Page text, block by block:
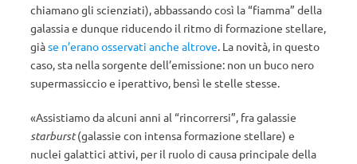
chiamano gli scienziati), abbassando così la “fiamma” della
galassia e dunque riducendo il ritmo di formazione stellare,
giàse n’erano osservati anche altrove. La novità, in questo
caso, sta nella sorgente dell’emissione: non un buco nero
supermassiccio e iperattivo, bensì le stelle stesse.
«Assistiamo da alcuni anni al “rincorrersi”, fra galassie
starburst(galassie con intensa formazione stellare) e
nuclei galattici attivi, per il ruolo di causa principale della